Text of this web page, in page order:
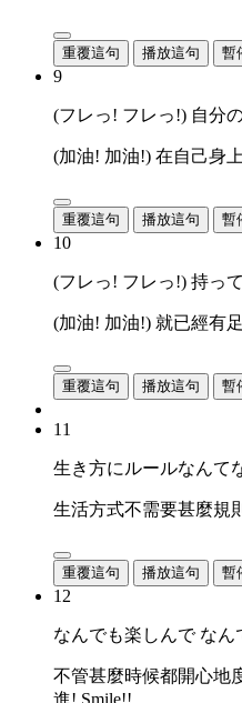
重覆這句 播放這句 暫
9
(フレっ! フレっ!) 自分
(加油! 加油!) 在自己身上
重覆這句 播放這句 暫
10
(フレっ! フレっ!) 持っ
(加油! 加油!) 就已經有
重覆這句 播放這句 暫
11
生き方にルールなんて
生活方式不需要甚麼規
重覆這句 播放這句 暫
12
なんでも楽しんで な
不管甚麼時候都開心地
進! Smile!!